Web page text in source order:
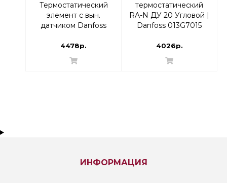
Термостатический
элемент с вын.
датчиком Danfoss
термоголовка
4478р.
термостатический
RA-N ДУ 20 Угловой |
Danfoss 013G7015
4026р.
ИНФОРМАЦИЯ